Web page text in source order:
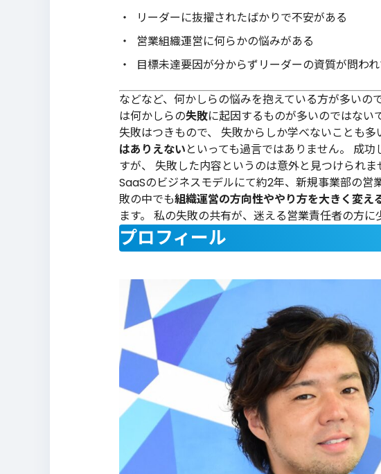
リーダーに抜擢されたばかりで不安がある
営業組織運営に何らかの悩みがある
目標未達要因が分からずリーダーの資質が問わ
などなど、何かしらの悩みを抱えている方が多いの
は何かしらの失敗に起因するものが多いのではない
失敗はつきもので、 失敗からしか学べないことも多
はありえないといっても過言ではありません。 成
すが、 失敗した内容というのは意外と見つけられま
SaaSのビジネスモデルにて約2年、新規事業部の営
敗の中でも組織運営の方向性ややり方を大きく変え
ます。 私の失敗の共有が、迷える営業責任者の方に
プロフィール